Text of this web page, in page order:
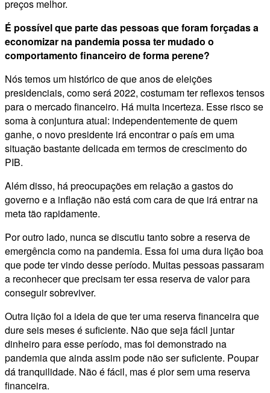
preços melhor.
É possível que parte das pessoas que foram forçadas a
economizar na pandemia possa ter mudado o
comportamento financeiro de forma perene?
Nós temos um histórico de que anos de eleições
presidenciais, como será 2022, costumam ter reflexos tensos
para o mercado financeiro. Há muita incerteza. Esse risco se
soma à conjuntura atual: independentemente de quem
ganhe, o novo presidente irá encontrar o país em uma
situação bastante delicada em termos de crescimento do
PIB.
Além disso, há preocupações em relação a gastos do
governo e a inflação não está com cara de que irá entrar na
meta tão rapidamente.
Por outro lado, nunca se discutiu tanto sobre a reserva de
emergência como na pandemia. Essa foi uma dura lição boa
que pode ter vindo desse período. Muitas pessoas passaram
a reconhecer que precisam ter essa reserva de valor para
conseguir sobreviver.
Outra lição foi a ideia de que ter uma reserva financeira que
dure seis meses é suficiente. Não que seja fácil juntar
dinheiro para esse período, mas foi demonstrado na
pandemia que ainda assim pode não ser suficiente. Poupar
dá tranquilidade. Não é fácil, mas é pior sem uma reserva
financeira.